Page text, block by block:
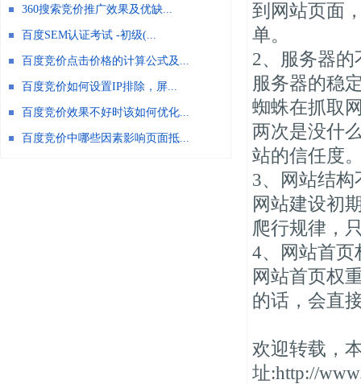
到网站页面
单。
2、服务器的
服务器的稳
蜘蛛在抓取
两次是没什
站的信任度
3、网站结构
网站建设初
爬行规律，
4、网站首页
网站首页权
的话，会直
欢迎转载，
址:http://
360搜索竞价推广效果及优缺...
百度SEM认证考试 -初级(...
百度竞价点击价格的计算公式及...
百度竞价如何设置IP排除，屏...
百度竞价效果不好时该如何优化...
百度竞价中哪些因素影响页面抵...